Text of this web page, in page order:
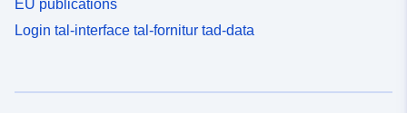
EU publications
Login tal-interface tal-fornitur tad-data